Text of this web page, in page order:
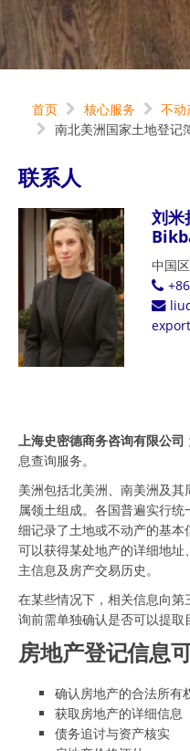
首页 核心服务
不动
南北美洲国家土地登记
联系人
刘
中国
上海史密德商务咨询有限公司
息查询服务。
美洲包括北美洲、南美洲及
属领土组成。各国普遍实行
细记录了土地或不动产的基
可以获得某处地产的详细地
主信息及房产交易历史。
在某些情况下，相关信息向
询前需单独确认是否可以提取
房地产登记信息
确认房地产的合法所有
获取房地产的详细信息
债务追讨与资产核实